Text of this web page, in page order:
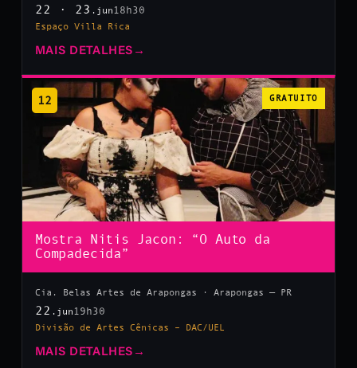
22 · 23 .jun 18h30
Espaço Villa Rica
MAIS DETALHES →
12 GRATUITO
Mostra Nitis Jacon: “O Auto da
Compadecida”
Cia. Belas Artes de Arapongas · Arapongas — PR
22 .jun 19h30
Divisão de Artes Cênicas – DAC/UEL
MAIS DETALHES →